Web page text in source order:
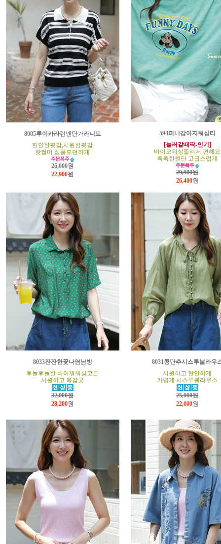
8005루이카라린넨단가라니트
편안한핏감,시원한핏감
핫썸머 심플모던하게
26,000원
22,900원
594퍼니강아지워싱티
[놀러갈때딱-인기]
바이오워싱돌려서 편해요
톡톡한원단 고급스럽게
29,900원
26,400원
8033잔잔한꽃나염남방
후들후들한 바이워워싱코튼
시원하고 촉감굿
32,000원
28,200원
8031콩단추시스루블라우
시원하고 편안하게
가볍게 시스루블라우스
25,000원
22,000원